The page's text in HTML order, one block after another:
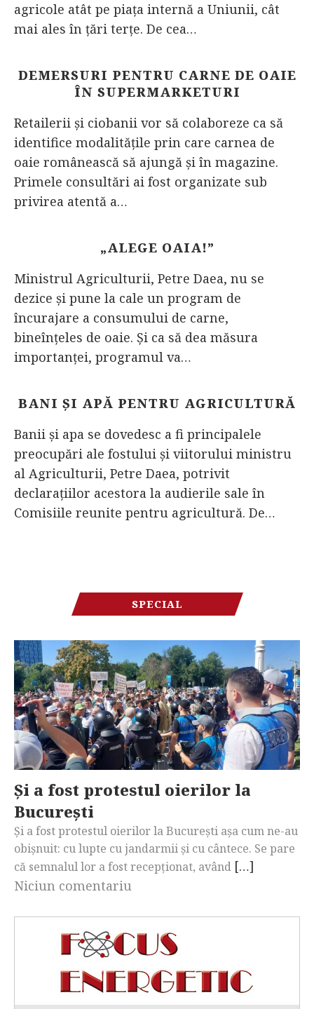
agricole atât pe piața internă a Uniunii, cât
mai ales în țări terțe. De cea…
DEMERSURI PENTRU CARNE DE OAIE
ÎN SUPERMARKETURI
Retailerii și ciobanii vor să colaboreze ca să
identifice modalitățile prin care carnea de
oaie românească să ajungă și în magazine.
Primele consultări ai fost organizate sub
privirea atentă a…
„ALEGE OAIA!”
Ministrul Agriculturii, Petre Daea, nu se
dezice și pune la cale un program de
încurajare a consumului de carne,
bineînțeles de oaie. Și ca să dea măsura
importanței, programul va…
BANI ȘI APĂ PENTRU AGRICULTURĂ
Banii și apa se dovedesc a fi principalele
preocupări ale fostului și viitorului ministru
al Agriculturii, Petre Daea, potrivit
declarațiilor acestora la audierile sale în
Comisiile reunite pentru agricultură. De…
SPECIAL
Și a fost protestul oierilor la
București
Și a fost protestul oierilor la București așa cum ne-au
obișnuit: cu lupte cu jandarmii și cu cântece. Se pare
că semnalul lor a fost recepționat, având […]
Niciun comentariu